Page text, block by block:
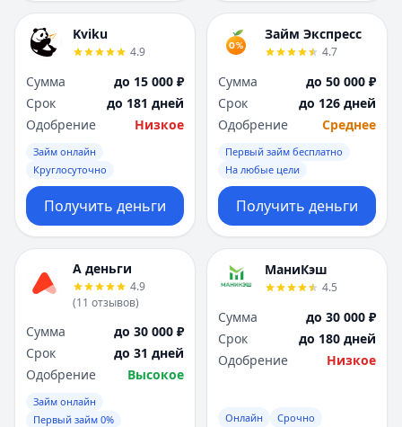
Kviku
4.9
Сумма
до 15 000 ₽
Срок
до 181 дней
Одобрение
Низкое
Займ онлайн
Круглосуточно
Получить деньги
Займ Экспресс
4.7
Сумма
до 50 000 ₽
Срок
до 126 дней
Одобрение
Среднее
Первый займ бесплатно
На любые цели
Получить деньги
А деньги
4.9
(11 отзывов)
Сумма
до 30 000 ₽
Срок
до 31 дней
Одобрение
Высокое
Займ онлайн
Первый займ 0%
МаниКэш
4.5
Сумма
до 30 000 ₽
Срок
до 180 дней
Одобрение
Низкое
Онлайн Срочно